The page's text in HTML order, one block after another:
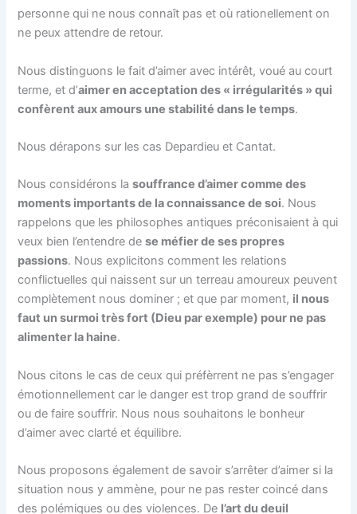
personne qui ne nous connaît pas et où rationellement on
ne peux attendre de retour.
Nous distinguons le fait d’aimer avec intérêt, voué au court
terme, et d’aimer en acceptation des « irrégularités » qui
confèrent aux amours une stabilité dans le temps.
Nous dérapons sur les cas Depardieu et Cantat.
Nous considérons lasouffrance d’aimer comme des
moments importants de la connaissance de soi. Nous
rappelons que les philosophes antiques préconisaient à qui
veux bien l’entendre dese méfier de ses propres
passions. Nous explicitons comment les relations
conflictuelles qui naissent sur un terreau amoureux peuvent
complètement nous dominer ; et que par moment, il nous
faut un surmoi très fort (Dieu par exemple) pour ne pas
alimenter la haine.
Nous citons le cas de ceux qui préfèrrent ne pas s’engager
émotionnellement car le danger est trop grand de souffrir
ou de faire souffrir. Nous nous souhaitons le bonheur
d’aimer avec clarté et équilibre.
Nous proposons également de savoir s’arrêter d’aimer si la
situation nous y ammène, pour ne pas rester coincé dans
des polémiques ou des violences. De l’art du deuil